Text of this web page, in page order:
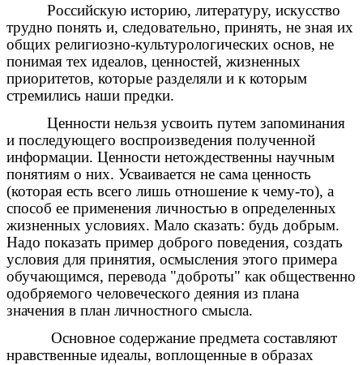
Российскую историю, литературу, искусство
трудно понять и, следовательно, принять, не зная их
общих религиозно-культурологических основ, не
понимая тех идеалов, ценностей, жизненных
приоритетов, которые разделяли и к которым
стремились наши предки.
Ценности нельзя усвоить путем запоминания
и последующего воспроизведения полученной
информации. Ценности нетождественны научным
понятиям о них. Усваивается не сама ценность
(которая есть всего лишь отношение к чему-то), а
способ ее применения личностью в определенных
жизненных условиях. Мало сказать: будь добрым.
Надо показать пример доброго поведения, создать
условия для принятия, осмысления этого примера
обучающимся, перевода "доброты" как общественно
одобряемого человеческого деяния из плана
значения в план личностного смысла.
Основное содержание предмета составляют
нравственные идеалы, воплощенные в образах